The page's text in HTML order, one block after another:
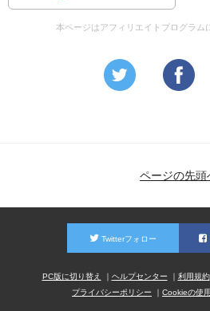
本ページはアフィリエイトプログラム
ページの先頭
Twitterフォロー
PC版に切り替え ヘルプセンター 利用規約
プライバシーポリシー
Cookieの使